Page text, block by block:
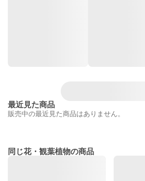
最近見た商品
販売中の最近見た商品はありません。
同じ花・観葉植物の商品